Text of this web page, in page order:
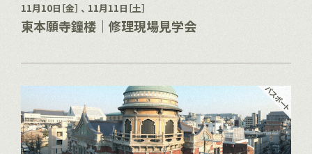
11月10日［金］ 、 11月11日［土］
東本願寺鐘楼｜修理現場見学会